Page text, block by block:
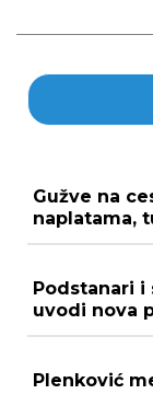
Gužve na
naplatama,
Podstanari i
uvodi nova
Plenković